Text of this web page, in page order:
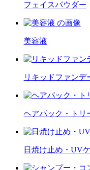
フェイスパウダー
美容液
リキッドファンデ
ヘアパック・トリ
日焼け止め・UV